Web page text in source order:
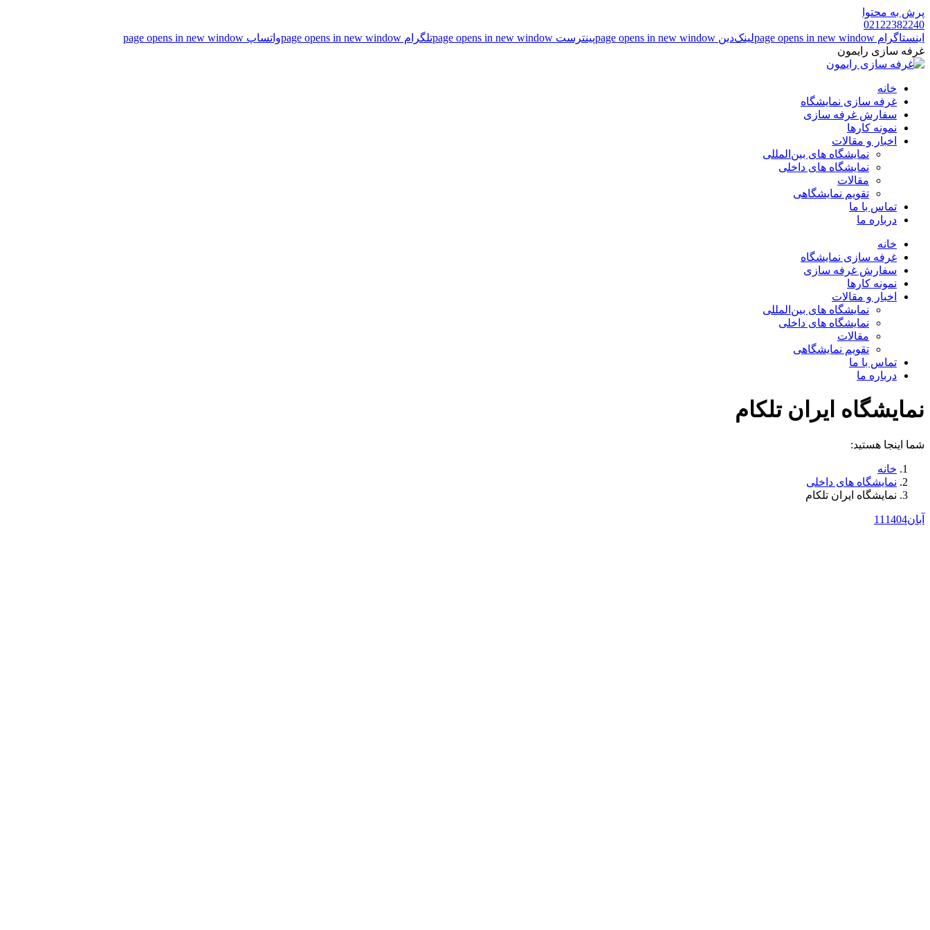
پرش به محتوا
02122382240
اینستاگرام page opens in new window
لینک‌دین page opens in new window پینترست page opens in new window تلگرام page opens in new window
واتساپ page opens in new window
غرفه سازی رایمون
خانه
غرفه سازی نمایشگاه
سفارش غرفه سازی
نمونه کارها
اخبار و مقالات
نمایشگاه های بین‌المللی
نمایشگاه های داخلی
مقالات
تقویم نمایشگاهی
تماس با ما
درباره ما
خانه
غرفه سازی نمایشگاه
سفارش غرفه سازی
نمونه کارها
اخبار و مقالات
نمایشگاه های بین‌المللی
نمایشگاه های داخلی
مقالات
تقویم نمایشگاهی
تماس با ما
درباره ما
نمایشگاه ایران تلکام
شما اینجا هستید:
خانه
نمایشگاه های داخلی
نمایشگاه ایران تلکام
آبان 11 1404